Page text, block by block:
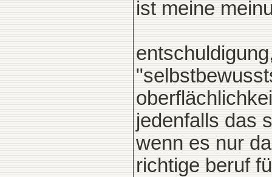
ist meine
jedenfalls das
wenn es nur
richtige beruf